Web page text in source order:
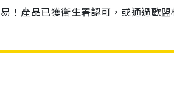
！產品已獲衛生署認可，或通過歐盟